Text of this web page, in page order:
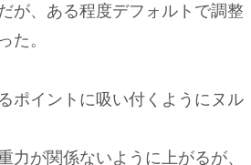
が、ある程度デフォルトで調整
た。
ポイントに吸い付くようにヌル
力が関係ないように上がるが、